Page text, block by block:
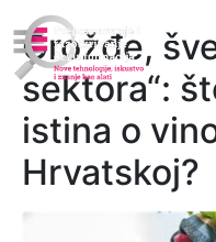
Grožđe,
sektora“:
istina o
Hrvatskoj?